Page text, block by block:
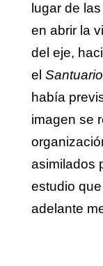
lugar de
en abrir la
del eje,
el Santuario
había
imagen se
asimilados
estudio
adelante